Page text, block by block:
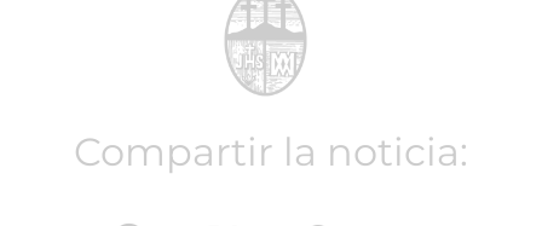
Compartir la noticia: